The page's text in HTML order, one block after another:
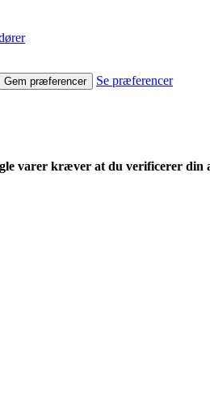
Gem præferencer Se præferencer
varer kræver at du verificerer din